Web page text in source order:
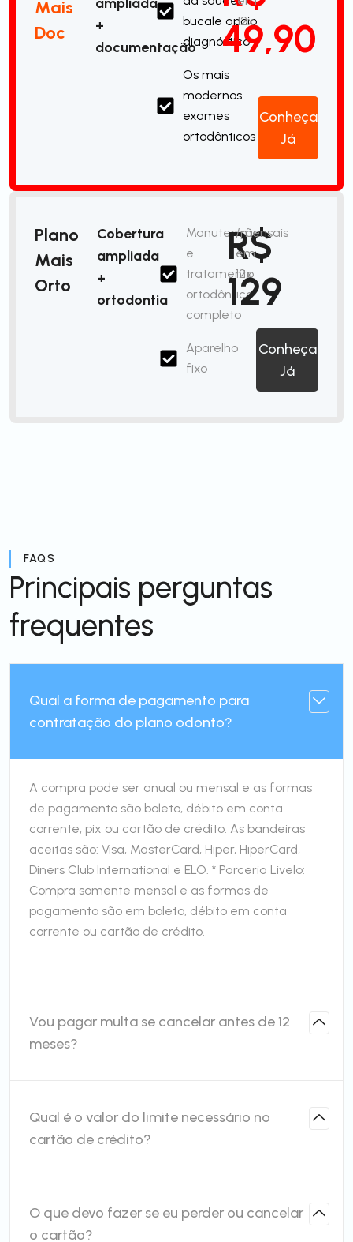
Mais
Doc
+
documentação
bucale apoio
diagnóstico
Os mais
modernos
exames
ortodônticos
49,90
12x
Conheça
Já
Plano
Mais
Orto
Cobertura
ampliada
+
ortodontia
Manutenção
e
tratamento
ortodôntico
completo
Aparelho
fixo
R$
129
/mensais
em
12x
Conheça
Já
FAQS
Principais perguntas
frequentes
Qual a forma de pagamento para
contratação do plano odonto?
A compra pode ser anual ou mensal e as formas
de pagamento são boleto, débito em conta
corrente, pix ou cartão de crédito. As bandeiras
aceitas são: Visa, MasterCard, Hiper, HiperCard,
Diners Club International e ELO. * Parceria Livelo:
Compra somente mensal e as formas de
pagamento são em boleto, débito em conta
corrente ou cartão de crédito.
Vou pagar multa se cancelar antes de 12
meses?
Qual é o valor do limite necessário no
cartão de crédito?
O que devo fazer se eu perder ou cancelar
o cartão?